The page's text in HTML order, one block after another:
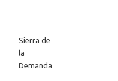
Sierra de
la
Demanda